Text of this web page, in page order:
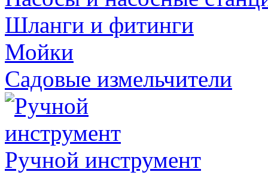
Шланги и фитинги
Мойки
Садовые измельчители
Ручной инструмент